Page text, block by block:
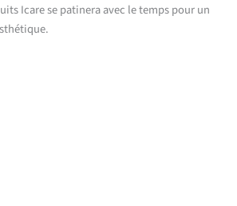
Icare se patinera avec le temps pour un